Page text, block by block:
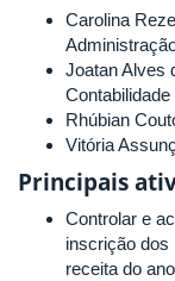
Carolina
Joatan Alves
Contabilidade
Rhúbian
Vitória
Principais
Controlar e
inscrição dos
receita do